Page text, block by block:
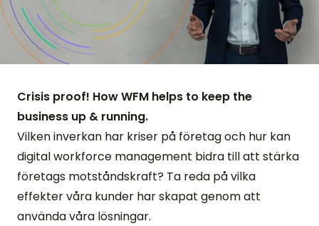
Crisis proof! How WFM helps to keep the
business up & running.
Vilken inverkan har kriser på företag och hur kan
digital workforce management bidra till att stärka
företags motståndskraft? Ta reda på vilka
effekter våra kunder har skapat genom att
använda våra lösningar.